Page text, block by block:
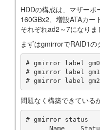
HDDの構成は、マザーボ
160GBx2、増設ATAカー
それぞれad2～7になりま
まずはgmirrorでRAID1の
# gmirror label
# gmirror label
# gmirror label
問題なく構築できている
# gmirror status
Name